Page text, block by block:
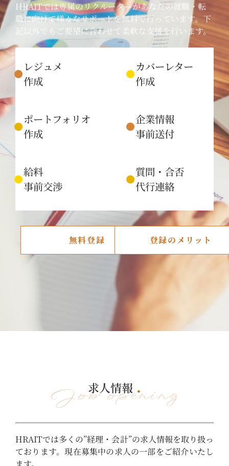
HRAITでは専属のリクルーターがあなたの就職・転
職に向けて様々なサポートを無料で行っています。下
記以外でもご要望に合わせて柔軟な支援を行います。
レジュメ
作成
カバーレター
作成
ポートフォリオ
作成
企業情報
事前送付
給料
事前交渉
質問・合否
代行連絡
無料登録 登録のメリット
求人情報
Job opening
HRAITでは多くの”経理・会計”の求人情報を取り扱っ
ております。現在募集中の求人の一部をご紹介いたし